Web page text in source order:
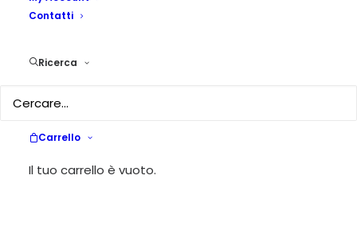
Contatti
Ricerca
Carrello
Il tuo carrello è vuoto.